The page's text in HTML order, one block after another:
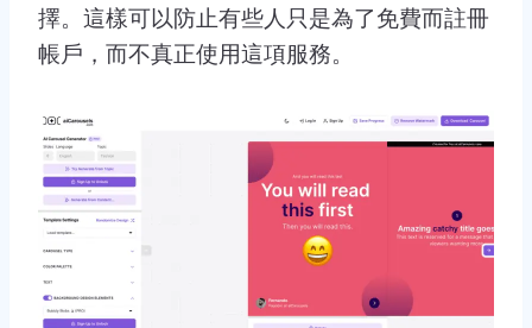
擇。這樣可以防止有些人只是為了免費而註冊
帳戶，而不真正使用這項服務。